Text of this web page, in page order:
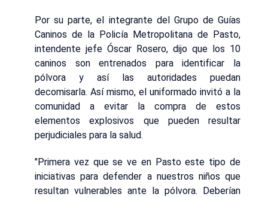
Por su parte, el integrante del Grupo de Guías
Caninos de la Policía Metropolitana de Pasto,
intendente jefe Óscar Rosero, dijo que los 10
caninos son entrenados para identificar la
pólvora y así las autoridades puedan
decomisarla. Así mismo, el uniformado invitó a la
comunidad a evitar la compra de estos
elementos explosivos que pueden resultar
perjudiciales para la salud.
"Primera vez que se ve en Pasto este tipo de
iniciativas para defender a nuestros niños que
resultan vulnerables ante la pólvora. Deberían